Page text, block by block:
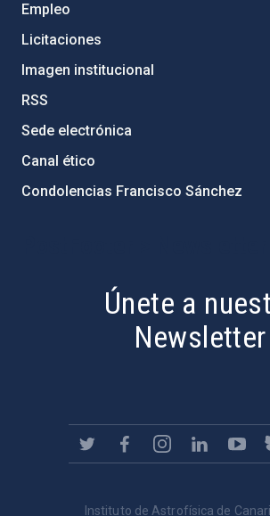
Empleo
Licitaciones
Imagen institucional
RSS
Sede electrónica
Canal ético
Condolencias Francisco Sánchez
Únete a
Newsletter
Instituto de Astrofísica de